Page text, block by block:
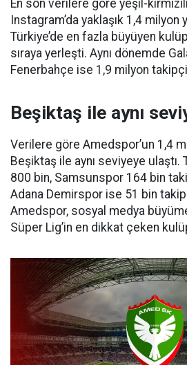
En son verilere göre yeşil-
Instagram’da yaklaşık 1,4
Türkiye’de en fazla büyüyen
sıraya yerleşti. Aynı dönemde
Fenerbahçe ise 1,9 milyon
Beşiktaş ile aynı
Verilere göre Amedspor’un 1,4
Beşiktaş ile aynı seviyeye ulaştı.
800 bin, Samsunspor 164 bin
Adana Demirspor ise 51 bin
Amedspor, sosyal medya
Süper Lig’in en dikkat çeken